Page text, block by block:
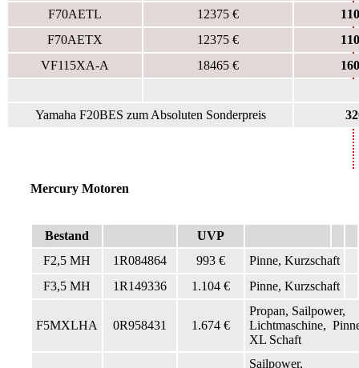
F70AETL
12375 €
F70AETX
12375 €
VF115XA-A
18465 €
Yamaha F20BES zum Absoluten Sonderpreis
Mercury Motoren
Bestand
UVP
F2,5 MH
1R084864 993 €
Pinne, Kurzschaft
F3,5 MH
1R149336 1.104 € Pinne, Kurzschaft
F5MXLHA 0R958431 1.674 €
Propan, Sailpower,
Lichtmaschine,
XL Schaft
Sailpower,